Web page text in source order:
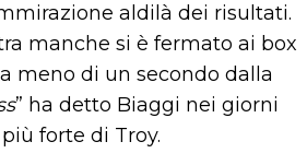
aldilà dei risultati.
manche si è fermato ai box
meno di un secondo dalla
” ha detto Biaggi nei giorni
forte di Troy.